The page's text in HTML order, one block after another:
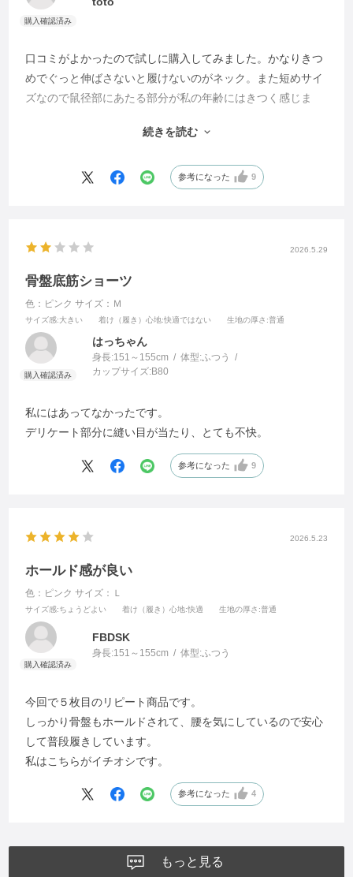
口コミがよかったので試しに購入してみました。かなりきつ
めでぐっと伸ばさないと履けないのがネック。また短めサイ
ズなので鼠径部にあたる部分が私の年齢にはきつく感じま
いるのか確かに股のそわそわ感はありません。股の部分の作
うすこし履きやすいと嬉しいかなあ。
続きを読む
参考になった 9
2026.5.29
骨盤底筋ショーツ
色：ピンク サイズ：Ｍ
サイズ感:大きい 着け（履き）心地:快適ではない 生地の厚さ :普通
はっちゃん
身長:151～155cm 体型:ふつう
カップサイズ:B80
私にはあってなかったです。
デリケート部分に縫い目が当たり、とても不快。
参考になった 9
2026.5.23
ホールド感が良い
色：ピンク サイズ：Ｌ
サイズ感:ちょうどよい 着け（履き）心地:快適 生地の厚さ :普通
FBDSK
身長:151～155cm 体型:ふつう
今回で５枚目のリピート商品です。
しっかり骨盤もホールドされて、腰を気にしているので安心
して普段履きしています。
私はこちらがイチオシです。
参考になった 4
もっと見る